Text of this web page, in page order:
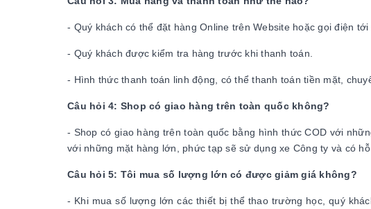
- Quý khách có thể đặt hàng Online trên Website hoặc gọi điện
- Quý khách được kiểm tra hàng trước khi thanh toán.
- Hình thức thanh toán linh động, có thể thanh toán tiền mặt,
Câu hỏi 4: Shop có giao hàng trên toàn quốc không?
- Shop có giao hàng trên toàn quốc bằng hình thức COD với
với những mặt hàng lớn, phức tạp sẽ sử dụng xe Công ty và có
Câu hỏi 5: Tôi mua số lượng lớn có được giảm giá không?
- Khi mua số lượng lớn các thiết bị thể thao trường học, quý